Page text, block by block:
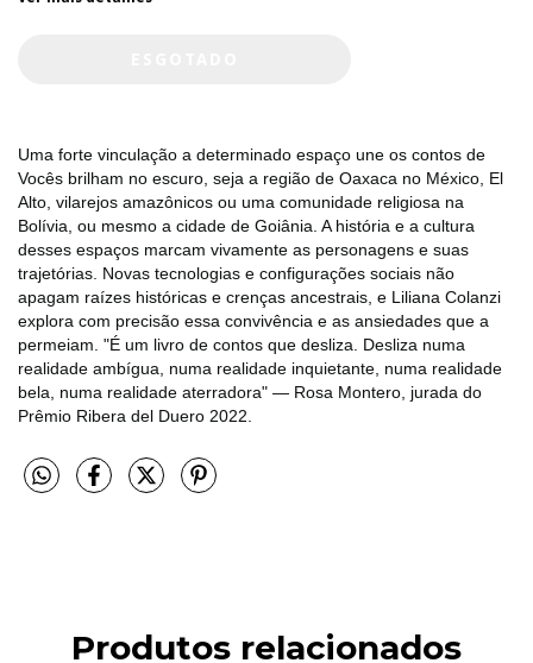
Uma forte vinculação a determinado espaço une os contos de
Vocês brilham no escuro, seja a região de Oaxaca no México, El
Alto, vilarejos amazônicos ou uma comunidade religiosa na
Bolívia, ou mesmo a cidade de Goiânia. A história e a cultura
desses espaços marcam vivamente as personagens e suas
trajetórias. Novas tecnologias e configurações sociais não
apagam raízes históricas e crenças ancestrais, e Liliana Colanzi
explora com precisão essa convivência e as ansiedades que a
permeiam. "É um livro de contos que desliza. Desliza numa
realidade ambígua, numa realidade inquietante, numa realidade
bela, numa realidade aterradora" ― Rosa Montero, jurada do
Prêmio Ribera del Duero 2022.
Produtos relacionados